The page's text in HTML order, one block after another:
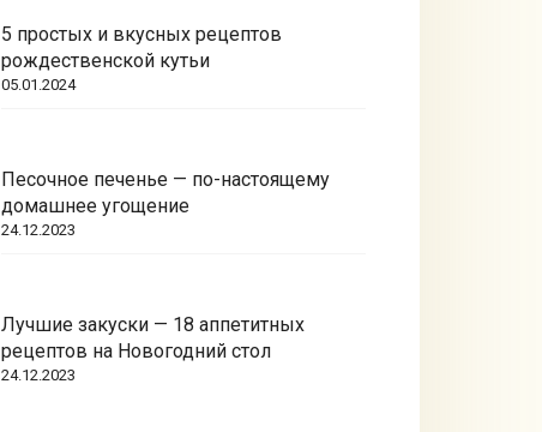
5 простых и вкусных рецептов
рождественской кутьи
05.01.2024
Песочное печенье — по-настоящему
домашнее угощение
24.12.2023
Лучшие закуски — 18 аппетитных
рецептов на Новогодний стол
24.12.2023